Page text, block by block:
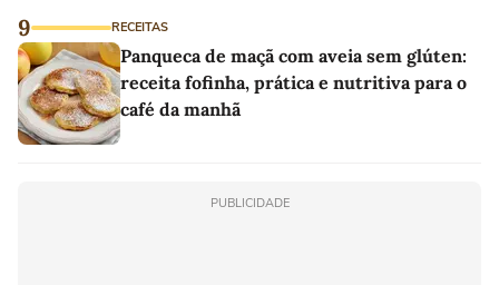
9 RECEITAS
Panqueca de maçã com aveia sem glúten:
receita fofinha, prática e nutritiva para o
café da manhã
PUBLICIDADE